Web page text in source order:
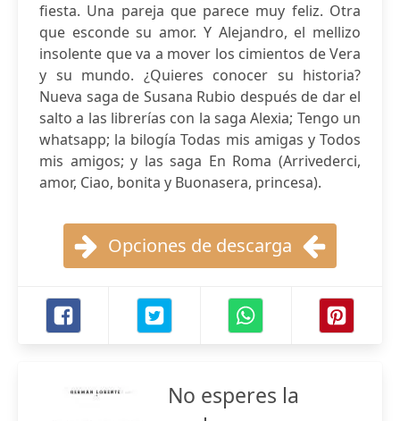
fiesta. Una pareja que parece muy feliz. Otra
que esconde su amor. Y Alejandro, el mellizo
insolente que va a mover los cimientos de Vera
y su mundo. ¿Quieres conocer su historia?
Nueva saga de Susana Rubio después de dar el
salto a las librerías con la saga Alexia; Tengo un
whatsapp; la bilogía Todas mis amigas y Todos
mis amigos; y las saga En Roma (Arrivederci,
amor, Ciao, bonita y Buonasera, princesa).
Opciones de descarga
No esperes la